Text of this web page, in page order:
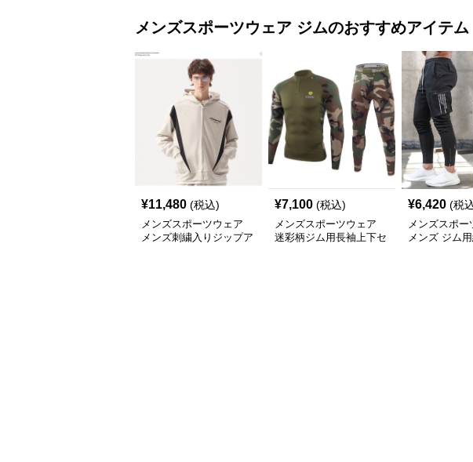
メンズスポーツウェア ジムのおすすめアイテム
¥11,480 (税込)
メンズスポーツウェア
メンズ刺繍入りジップア
¥7,100 (税込)
メンズスポーツウェア
迷彩柄ジム用長袖上下セ
¥6,420 (税
メンズスポー
メンズ ジム